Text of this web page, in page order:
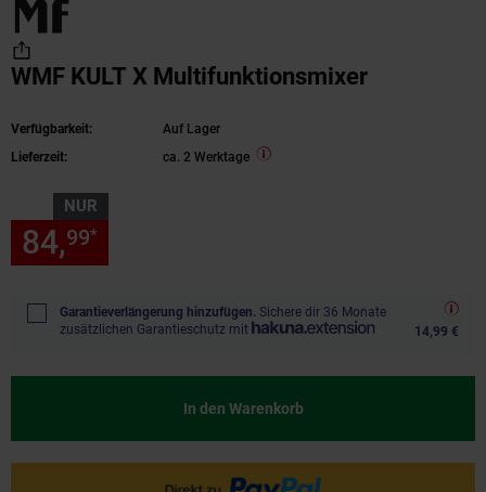
WMF KULT X Multifunktionsmixer
Verfügbarkeit:
Auf Lager
Lieferzeit:
ca. 2 Werktage
NUR
84,99*
Garantieverlängerung hinzufügen. Sichere dir 36 Monate
zusätzlichen Garantieschutz mit
14,99 €
In den Warenkorb